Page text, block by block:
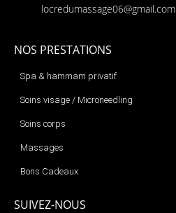
locredumassage06@gmail.com
NOS PRESTATIONS
Spa & hammam privatif
Soins visage / Microneedling
Soins corps
Massages
Bons Cadeaux
SUIVEZ-NOUS